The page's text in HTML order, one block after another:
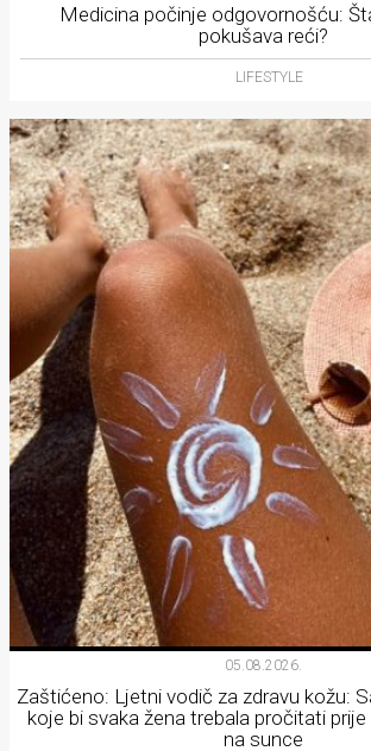
Medicina počinje odgovornošću:
pokušava reći?
LIFESTYLE
05.08.2026.
Zaštićeno: Ljetni vodič za zdravu kožu:
koje bi svaka žena trebala pročitati
na sunce